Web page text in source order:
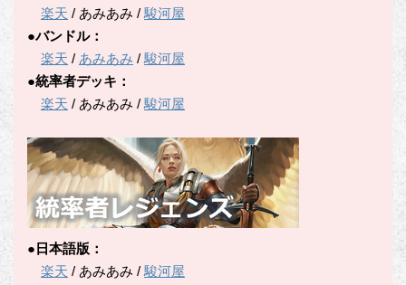
楽天 / あみあみ /駿河屋
●バンドル：
楽天 / あみあみ /駿河屋
●統率者デッキ：
楽天 / あみあみ /駿河屋
●日本語版：
楽天 / あみあみ /駿河屋